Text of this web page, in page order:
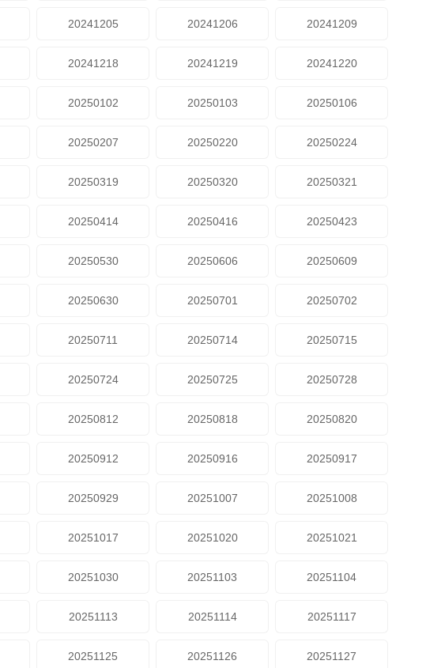
20241205 20241206 20241209
20241218 20241219 20241220
20250102 20250103 20250106
20250207 20250220 20250224
20250319 20250320 20250321
20250414 20250416 20250423
20250530 20250606 20250609
20250630 20250701 20250702
20250711 20250714 20250715
20250724 20250725 20250728
20250812 20250818 20250820
20250912 20250916 20250917
20250929 20251007 20251008
20251017 20251020 20251021
20251030 20251103 20251104
20251113 20251114 20251117
20251125 20251126 20251127